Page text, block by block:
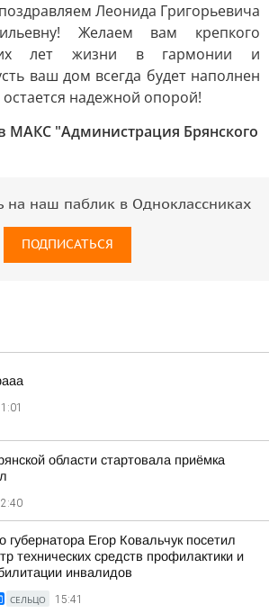
Леонида Григорьевича
Желаем вам крепкого
лет жизни в гармонии и
ваш дом всегда будет наполнен
надежной опорой!
МАКС "Администрация Брянского
на наш паблик в Одноклассниках
ПОДПИСАТЬСЯ
области стартовала приёмка
губернатора Егор Ковальчук посетил
технических средств профилактики и
инвалидов
СЕЛЬЦО 15:41